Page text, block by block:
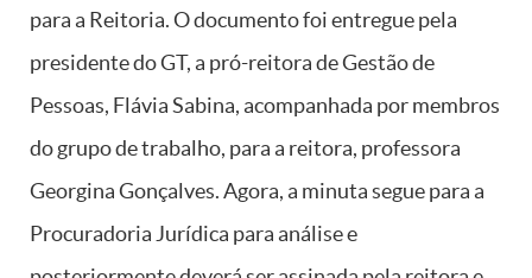
para a Reitoria. O documento foi entregue pela
presidente do GT, a pró-reitora de Gestão de
Pessoas, Flávia Sabina, acompanhada por membros
do grupo de trabalho, para a reitora, professora
Georgina Gonçalves. Agora, a minuta segue para a
Procuradoria Jurídica para análise e